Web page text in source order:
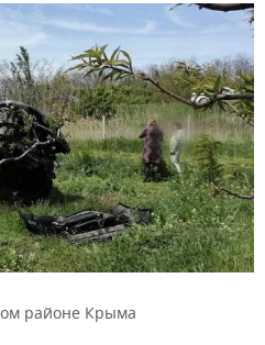
районе Крыма